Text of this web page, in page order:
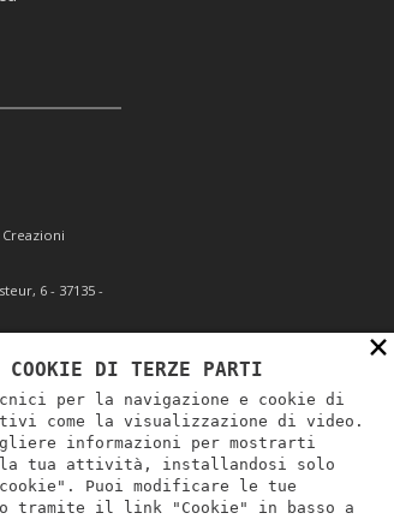
Creazioni
6 - 37135 -
Impr. Verona
€ 10.000.000 i.v. -
×
COOKIE DI TERZE PARTI
per la navigazione e cookie di
come la visualizzazione di video.
informazioni per mostrarti
tua attività, installandosi solo
Puoi modificare le tue
tramite il link "Cookie" in basso a